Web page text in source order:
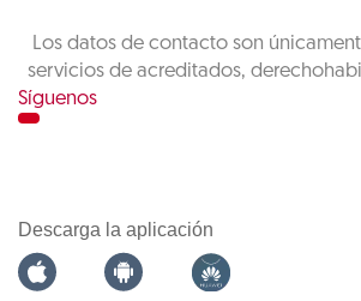
Los datos de contacto son
servicios de acreditados,
Síguenos
Descarga la aplicación